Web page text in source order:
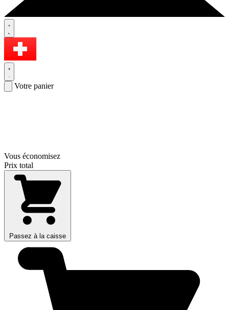
Votre panier
Vous économisez
Prix total
Passez à la caisse